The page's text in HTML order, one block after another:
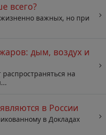
всего?
важных, но при
дым, воздух и
на
в России
в Докладах